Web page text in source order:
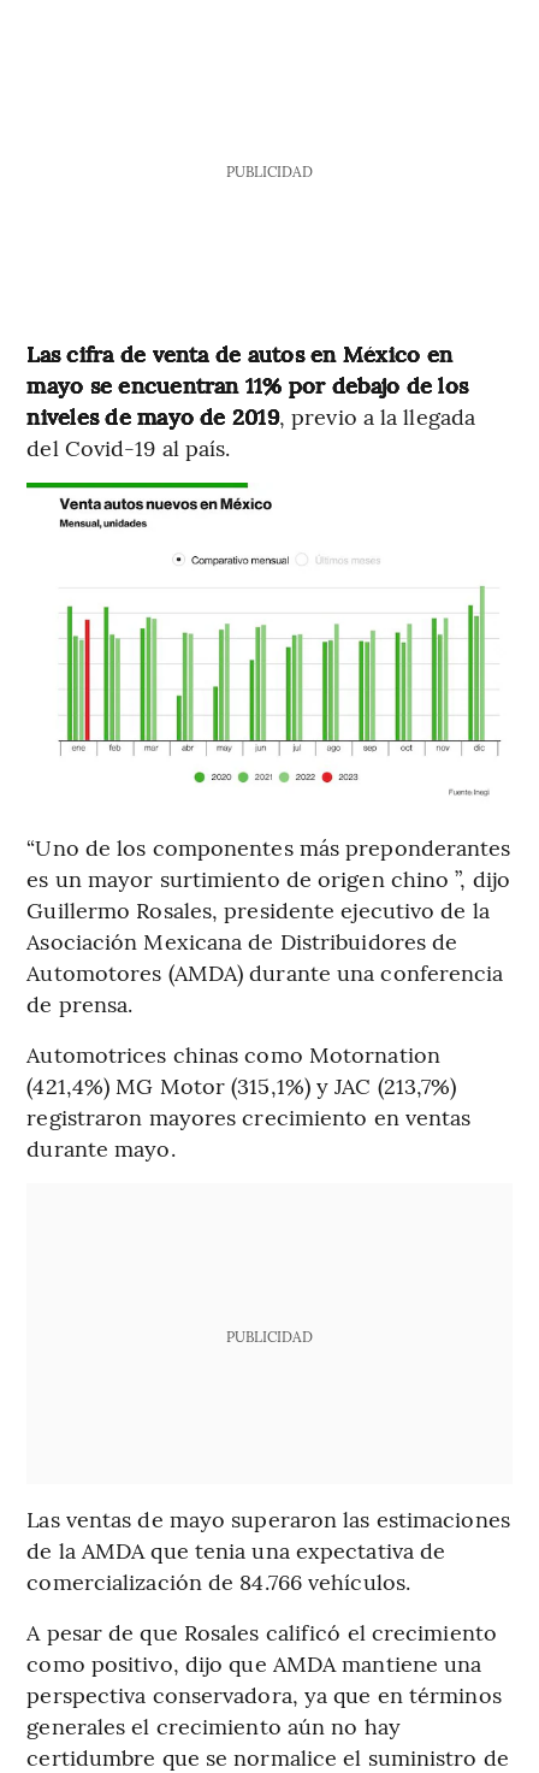
PUBLICIDAD
Las cifra de venta de autos en México en
mayo se encuentran 11% por debajo de los
niveles de mayo de 2019, previo a la llegada
del Covid-19 al país.
“Uno de los componentes más preponderantes
es un mayor surtimiento de origen chino ”, dijo
Guillermo Rosales, presidente ejecutivo de la
Asociación Mexicana de Distribuidores de
Automotores (AMDA) durante una conferencia
de prensa.
Automotrices chinas como Motornation
(421,4%) MG Motor (315,1%) y JAC (213,7%)
registraron mayores crecimiento en ventas
durante mayo.
PUBLICIDAD
Las ventas de mayo superaron las estimaciones
de la AMDA que tenia una expectativa de
comercialización de 84.766 vehículos.
A pesar de que Rosales calificó el crecimiento
como positivo, dijo que AMDA mantiene una
perspectiva conservadora, ya que en términos
generales el crecimiento aún no hay
certidumbre que se normalice el suministro de